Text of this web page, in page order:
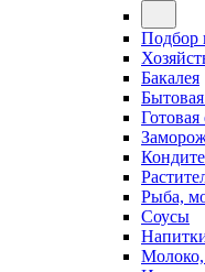
Подбор
Бакалея
Готовая
Рыба,
Соусы
Молоко,